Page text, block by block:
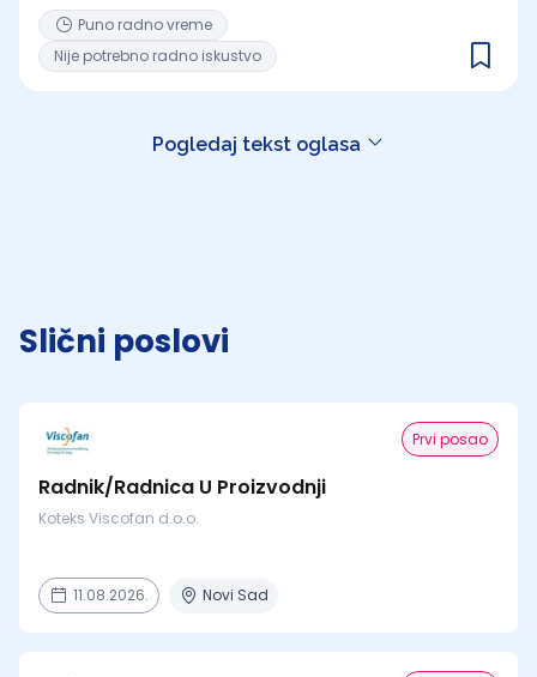
Puno radno vreme
Nije potrebno radno iskustvo
Pogledaj tekst oglasa
Slični poslovi
Prvi posao
Radnik/Radnica U Proizvodnji
Koteks Viscofan d.o.o.
11.08.2026. Novi Sad